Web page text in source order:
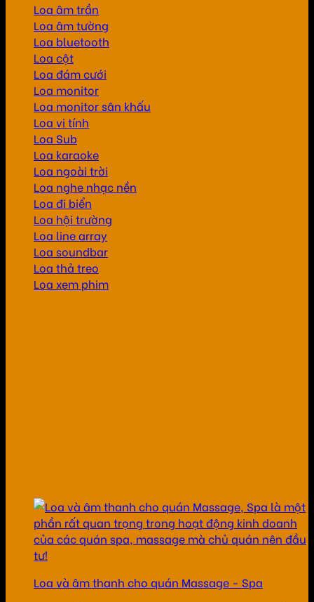
Loa âm trần
Loa âm tường
Loa bluetooth
Loa cột
Loa đám cưới
Loa monitor
Loa monitor sân khấu
Loa vi tính
Loa Sub
Loa karaoke
Loa ngoài trời
Loa nghe nhạc nền
Loa đi biển
Loa hội trường
Loa line array
Loa soundbar
Loa thả treo
Loa xem phim
Loa và âm thanh cho quán Massage - Spa